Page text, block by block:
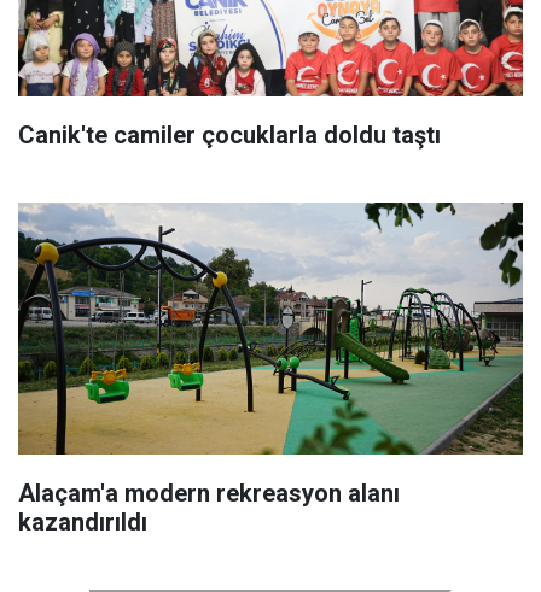
Canik'te camiler çocuklarla doldu taştı
Alaçam'a modern rekreasyon alanı
kazandırıldı